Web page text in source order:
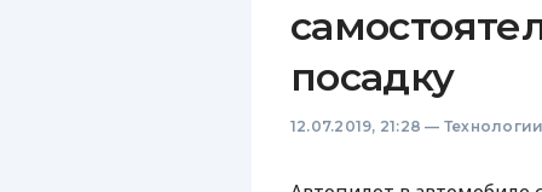
посадку
12.07.2019, 21:28 —